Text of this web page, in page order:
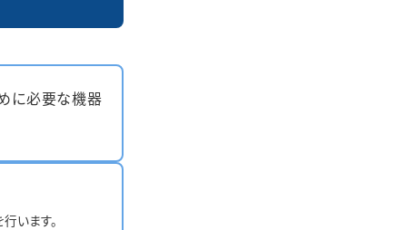
に必要な機器
います。